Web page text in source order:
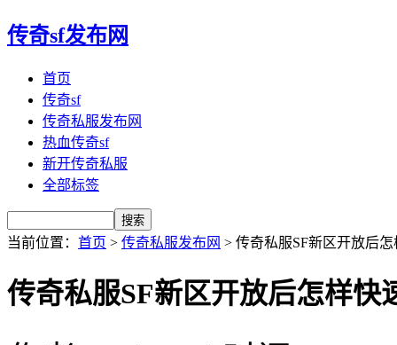
传奇sf发布网
首页
传奇sf
传奇私服发布网
热血传奇sf
新开传奇私服
全部标签
当前位置： 首页 > 传奇私服发布网 > 传奇私服SF新区开放后
传奇私服SF新区开放后怎样快